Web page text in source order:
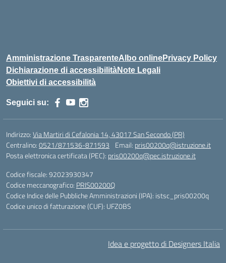
Amministrazione TrasparenteAlbo onlinePrivacy Policy
Dichiarazione di accessibilitàNote Legali
Obiettivi di accessibilità
Seguici su:
Indirizzo:Via Martiri di Cefalonia 14, 43017 San Secondo (PR)
Centralino:0521/871536-871593 Email: pris00200q@istruzione.it
Posta elettronica certificata (PEC): pris00200q@pec.istruzione.it
Codice fiscale: 92023930347
Codice meccanografico: PRIS00200Q
Codice Indice delle Pubbliche Amministrazioni (IPA): istsc_pris00200q
Codice unico di fatturazione (CUF): UFZ0BS
Idea e progetto di Designers Italia